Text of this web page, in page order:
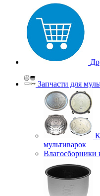
Запчасти для
мультиварок
Влагосборники